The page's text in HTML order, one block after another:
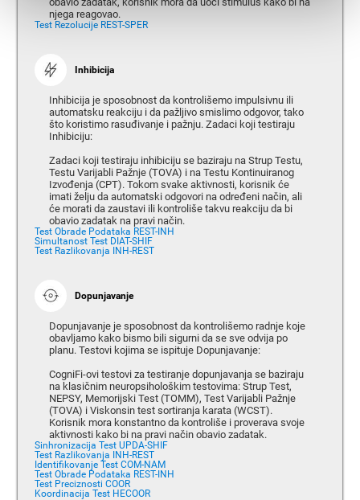
njega reagovao.
Test Rezolucije REST-SPER
Inhibicija
Inhibicija je sposobnost da kontrolišemo impulsivnu ili
automatsku reakciju i da pažljivo smislimo odgovor, tako
što koristimo rasuđivanje i pažnju. Zadaci koji testiraju
Inhibiciju:
Zadaci koji testiraju inhibiciju se baziraju na Strup Testu,
Testu Varijabli Pažnje (TOVA) i na Testu Kontinuiranog
Izvođenja (CPT). Tokom svake aktivnosti, korisnik će
imati želju da automatski odgovori na određeni način, ali
će morati da zaustavi ili kontroliše takvu reakciju da bi
obavio zadatak na pravi način.
Test Obrade Podataka REST-INH
Simultanost Test DIAT-SHIF
Test Razlikovanja INH-REST
Dopunjavanje
Dopunjavanje je sposobnost da kontrolišemo radnje koje
obavljamo kako bismo bili sigurni da se sve odvija po
planu. Testovi kojima se ispituje Dopunjavanje:
CogniFi-ovi testovi za testiranje dopunjavanja se baziraju
na klasičnim neuropsihološkim testovima: Strup Test,
NEPSY, Memorijski Test (TOMM), Test Varijabli Pažnje
(TOVA) i Viskonsin test sortiranja karata (WCST).
Korisnik mora konstantno da kontroliše i proverava svoje
aktivnosti kako bi na pravi način obavio zadatak.
Sinhronizacija Test UPDA-SHIF
Test Razlikovanja INH-REST
Identifikovanje Test COM-NAM
Test Obrade Podataka REST-INH
Test Preciznosti COOR
Koordinacija Test HECOOR